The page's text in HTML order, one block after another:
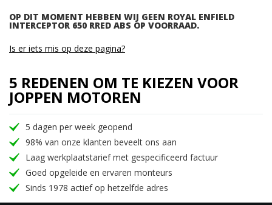
OP DIT MOMENT HEBBEN WIJ GEEN ROYAL ENFIELD
INTERCEPTOR 650 RRED ABS OP VOORRAAD.
Is er iets mis op deze pagina?
5 REDENEN OM TE KIEZEN VOOR
JOPPEN MOTOREN
5 dagen per week geopend
98% van onze klanten beveelt ons aan
Laag werkplaatstarief met gespecificeerd factuur
Goed opgeleide en ervaren monteurs
Sinds 1978 actief op hetzelfde adres